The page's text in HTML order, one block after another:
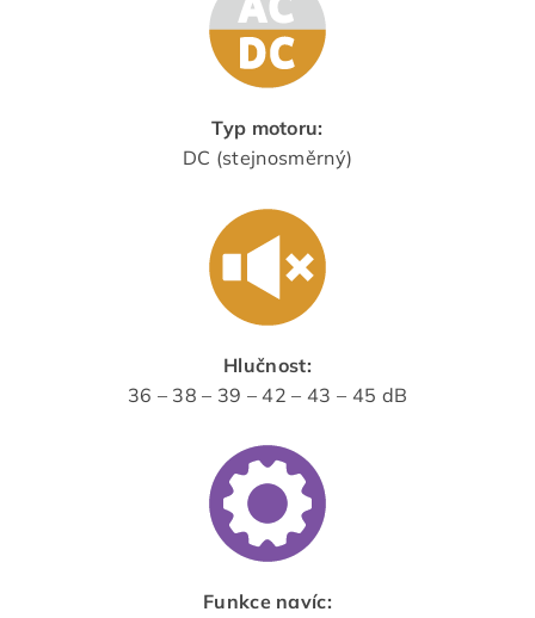
Typ motoru:
DC (stejnosměrný)
Hlučnost:
36 – 38 – 39 – 42 – 43 – 45 dB
Funkce navíc: